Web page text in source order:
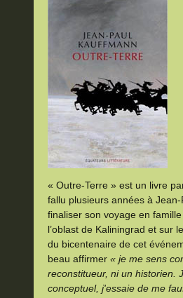
« Outre-Terre » est un livre
fallu plusieurs années à
finaliser son voyage en
l’oblast de Kaliningrad et sur
du bicentenaire de cet
beau affirmer « je me sens
reconstitueur, ni un historien.
conceptuel, j'essaie de me